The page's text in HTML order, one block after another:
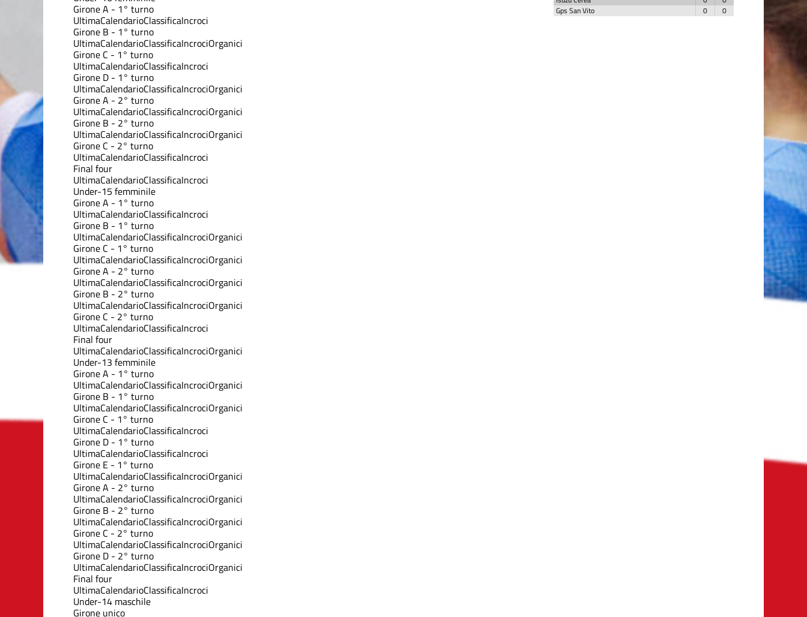
Girone A - 1° turno
UltimaCalendarioClassificaIncroci
Girone B - 1° turno
UltimaCalendarioClassificaIncrociOrganici
Girone C - 1° turno
UltimaCalendarioClassificaIncroci
Girone D - 1° turno
UltimaCalendarioClassificaIncrociOrganici
Girone A - 2° turno
UltimaCalendarioClassificaIncrociOrganici
Girone B - 2° turno
UltimaCalendarioClassificaIncrociOrganici
Girone C - 2° turno
UltimaCalendarioClassificaIncroci
Final four
UltimaCalendarioClassificaIncroci
Under-15 femminile
Girone A - 1° turno
UltimaCalendarioClassificaIncroci
Girone B - 1° turno
UltimaCalendarioClassificaIncrociOrganici
Girone C - 1° turno
UltimaCalendarioClassificaIncrociOrganici
Girone A - 2° turno
UltimaCalendarioClassificaIncrociOrganici
Girone B - 2° turno
UltimaCalendarioClassificaIncrociOrganici
Girone C - 2° turno
UltimaCalendarioClassificaIncroci
Final four
UltimaCalendarioClassificaIncrociOrganici
Under-13 femminile
Girone A - 1° turno
UltimaCalendarioClassificaIncrociOrganici
Girone B - 1° turno
UltimaCalendarioClassificaIncrociOrganici
Girone C - 1° turno
UltimaCalendarioClassificaIncroci
Girone D - 1° turno
UltimaCalendarioClassificaIncroci
Girone E - 1° turno
UltimaCalendarioClassificaIncrociOrganici
Girone A - 2° turno
UltimaCalendarioClassificaIncrociOrganici
Girone B - 2° turno
UltimaCalendarioClassificaIncrociOrganici
Girone C - 2° turno
UltimaCalendarioClassificaIncrociOrganici
Girone D - 2° turno
UltimaCalendarioClassificaIncrociOrganici
Final four
UltimaCalendarioClassificaIncroci
Under-14 maschile
Girone unico
Gps San Vito
0 0